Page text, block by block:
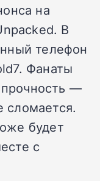
на
В
телефон
Фанаты
—
сломается.
будет
с